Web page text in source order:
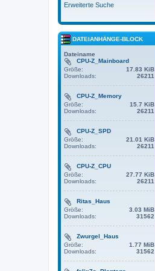
Erweiterte Suche
DATEIANHÄNGE-BLOCK
Dateiname
CPU-Z_Mainboard
Größe:
17.83 KiB
Downloads:
26211
CPU-Z_Memory
Größe:
15.7 KiB
Downloads:
26211
CPU-Z_SPD
Größe:
21.01 KiB
Downloads:
26211
CPU-Z_CPU
Größe:
27.77 KiB
Downloads:
26211
Ritas_Haus
Größe:
3.03 MiB
Downloads:
31562
Zwurgel_Haus
Größe:
1.77 MiB
Downloads:
31562